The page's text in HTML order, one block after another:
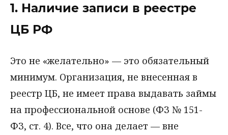
1. Наличие записи в реестре
ЦБ РФ
Это не «желательно» — это обязательный
минимум. Организация, не внесенная в
реестр ЦБ, не имеет права выдавать займы
на профессиональной основе (ФЗ № 151-
ФЗ, ст. 4). Все, что она делает — вне